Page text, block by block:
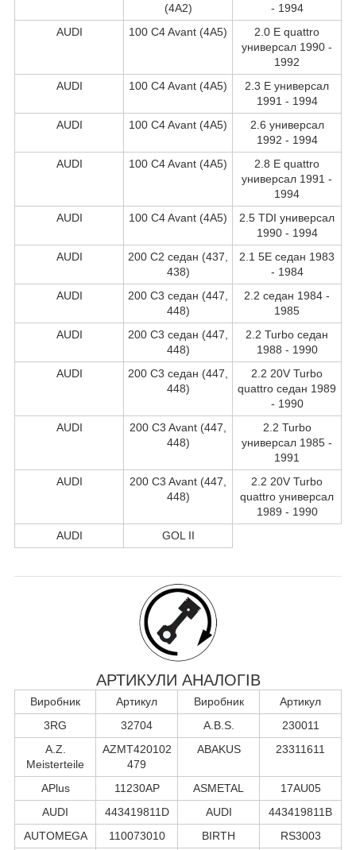
(4A2)
- 1994
AUDI
100 C4 Avant (4A5)
2.0 E quattro
универсал 1990 -
1992
AUDI
100 C4 Avant (4A5)
2.3 E универсал
1991 - 1994
AUDI
100 C4 Avant (4A5)
2.6 универсал
1992 - 1994
AUDI
100 C4 Avant (4A5)
2.8 E quattro
универсал 1991 -
1994
AUDI
100 C4 Avant (4A5)
2.5 TDI универсал
1990 - 1994
AUDI
200 C2 седан (437,
438)
2.1 5E седан 1983
- 1984
AUDI
200 C3 седан (447,
448)
2.2 седан 1984 -
1985
AUDI
200 C3 седан (447,
448)
2.2 Turbo седан
1988 - 1990
AUDI
200 C3 седан (447,
448)
2.2 20V Turbo
quattro седан 1989
- 1990
AUDI
200 C3 Avant (447,
448)
2.2 Turbo
универсал 1985 -
1991
AUDI
200 C3 Avant (447,
448)
2.2 20V Turbo
quattro универсал
1989 - 1990
AUDI
GOL II
АРТИКУЛИ АНАЛОГІВ
Виробник Артикул Виробник
Артикул
3RG
32704 A.B.S.
230011
A.Z.
Meisterteile
AZMT420102
479
ABAKUS 23311611
APlus 11230AP ASMETAL
17AU05
AUDI
443419811D AUDI
443419811B
AUTOMEGA
110073010 BIRTH
RS3003